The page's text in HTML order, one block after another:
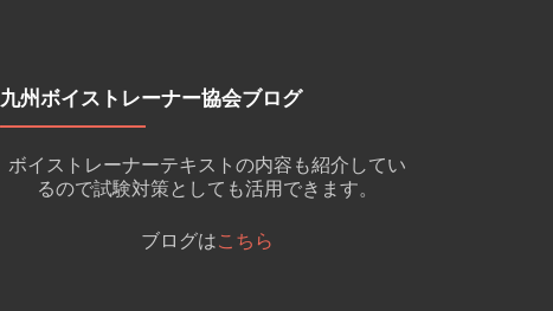
九州ボイストレーナー協会ブログ
ボイストレーナーテキストの内容も紹介してい
るので試験対策としても活用できます。
ブログはこちら